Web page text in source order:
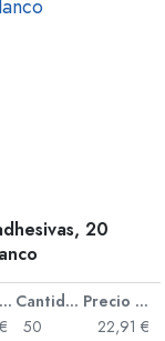
20
Precio por unidad Cantidad
Precio por unidad
50
22,91 €